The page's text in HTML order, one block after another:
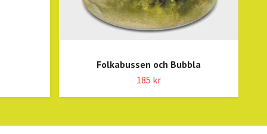
Folkabussen och Bubbla
185 kr